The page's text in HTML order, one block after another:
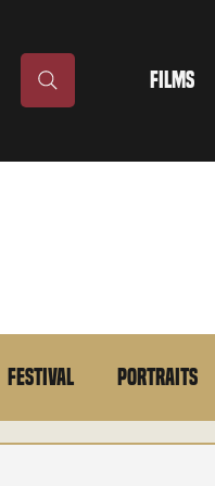
FILMS
Festival Portraits